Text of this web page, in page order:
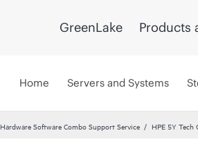
GreenLake Products
Home Servers and Systems
Hardware Software Combo Support Service HPE 5Y Tech